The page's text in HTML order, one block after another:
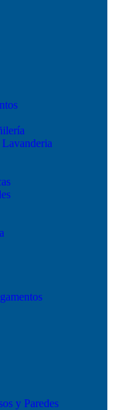
y Paredes